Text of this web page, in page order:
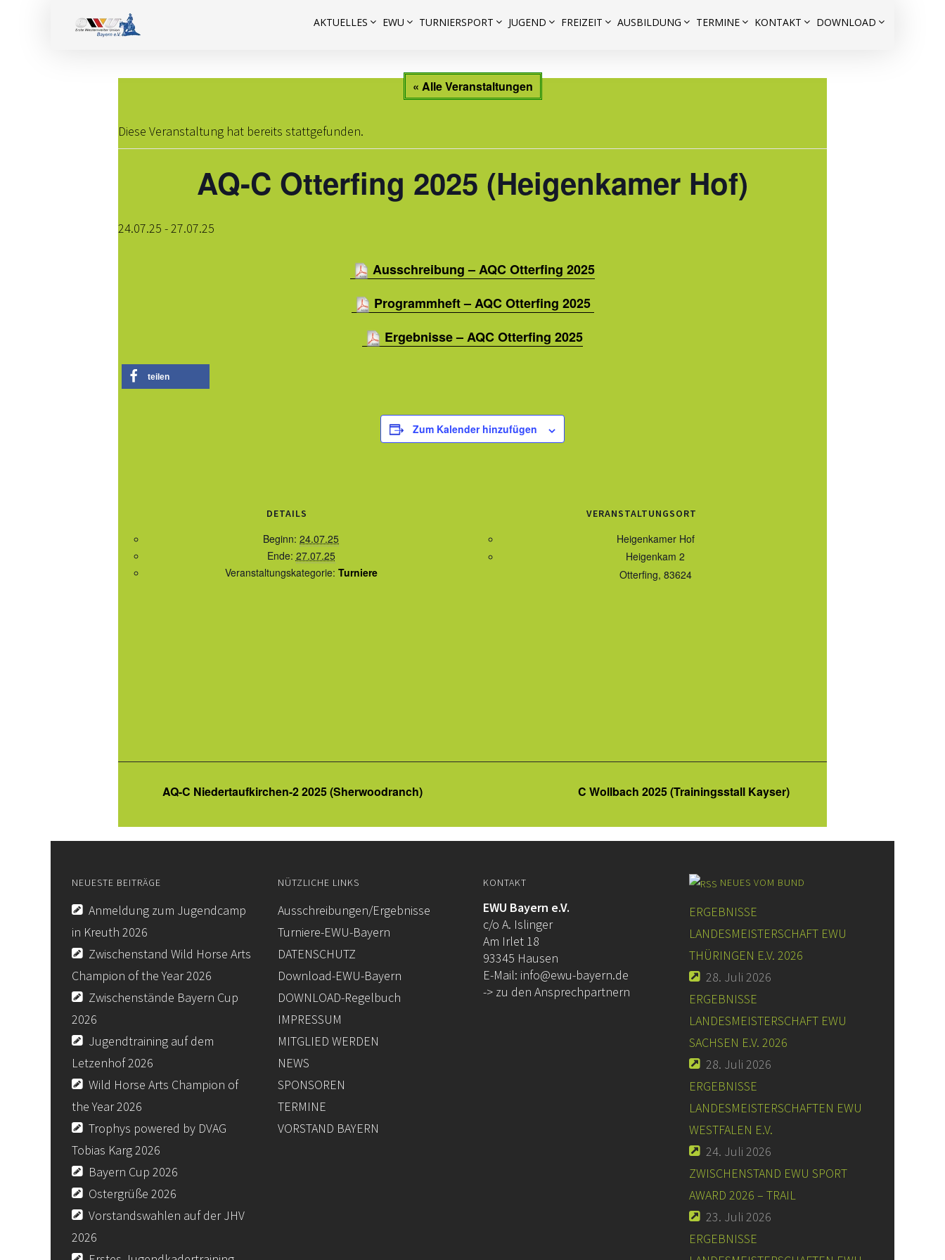
AKTUELLES EWU TURNIERSPORT JUGEND FREIZEIT AUSBILDUNG TERMINE KONTAKT DOWNLOAD
« Alle Veranstaltungen
Diese Veranstaltung hat bereits stattgefunden.
AQ-C Otterfing 2025 (Heigenkamer Hof)
24.07.25 -27.07.25
Ausschreibung – AQC Otterfing 2025
Programmheft – AQC Otterfing 2025
Ergebnisse – AQC Otterfing 2025
teilen
Zum Kalender hinzufügen
DETAILS
Beginn: 24.07.25
Ende: 27.07.25
Veranstaltungskategorie: Turniere
VERANSTALTUNGSORT
Heigenkamer Hof
Heigenkam 2
Otterfing, 83624
AQ-C Niedertaufkirchen-2 2025 (Sherwoodranch) C Wollbach 2025 (Trainingsstall Kayser)
NEUESTE BEITRÄGE
Anmeldung zum Jugendcamp
in Kreuth 2026
Zwischenstand Wild Horse Arts
Champion of the Year 2026
Zwischenstände Bayern Cup
2026
Jugendtraining auf dem
Letzenhof 2026
Wild Horse Arts Champion of
the Year 2026
Trophys powered by DVAG
Tobias Karg 2026
Bayern Cup 2026
Ostergrüße 2026
Vorstandswahlen auf der JHV
2026
NÜTZLICHE LINKS
Ausschreibungen/Ergebnisse
Turniere-EWU-Bayern
DATENSCHUTZ
Download-EWU-Bayern
DOWNLOAD-Regelbuch
IMPRESSUM
MITGLIED WERDEN
NEWS
SPONSOREN
TERMINE
VORSTAND BAYERN
KONTAKT
EWU Bayern e.V.
c/o A. Islinger
Am Irlet 18
93345 Hausen
E-Mail: info@ewu-bayern.de
-> zu den Ansprechpartnern
NEUES VOM BUND
ERGEBNISSE
LANDESMEISTERSCHAFT EWU
THÜRINGEN E.V. 2026
28. Juli 2026
ERGEBNISSE
LANDESMEISTERSCHAFT EWU
SACHSEN E.V. 2026
28. Juli 2026
ERGEBNISSE
LANDESMEISTERSCHAFTEN EWU
WESTFALEN E.V.
24. Juli 2026
ZWISCHENSTAND EWU SPORT
AWARD 2026 – TRAIL
23. Juli 2026
ERGEBNISSE